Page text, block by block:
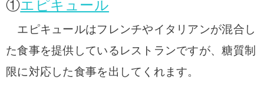
①エピキュール
エピキュールはフレンチやイタリアンが混合し
た食事を提供しているレストランですが、糖質制
限に対応した食事を出してくれます。